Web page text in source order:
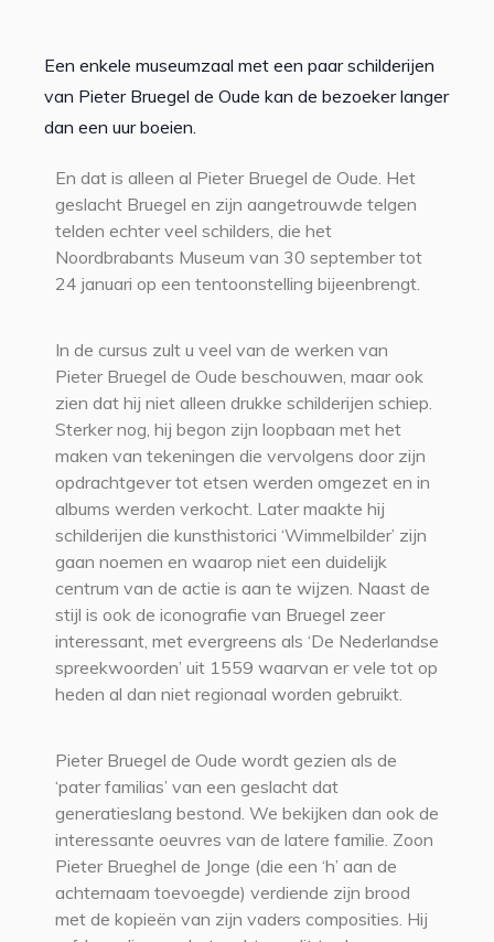
Een enkele museumzaal met een paar schilderijen
van Pieter Bruegel de Oude kan de bezoeker langer
dan een uur boeien.
En dat is alleen al Pieter Bruegel de Oude. Het
geslacht Bruegel en zijn aangetrouwde telgen
telden echter veel schilders, die het
Noordbrabants Museum van 30 september tot
24 januari op een tentoonstelling bijeenbrengt.
In de cursus zult u veel van de werken van
Pieter Bruegel de Oude beschouwen, maar ook
zien dat hij niet alleen drukke schilderijen schiep.
Sterker nog, hij begon zijn loopbaan met het
maken van tekeningen die vervolgens door zijn
opdrachtgever tot etsen werden omgezet en in
albums werden verkocht. Later maakte hij
schilderijen die kunsthistorici ‘Wimmelbilder’ zijn
gaan noemen en waarop niet een duidelijk
centrum van de actie is aan te wijzen. Naast de
stijl is ook de iconografie van Bruegel zeer
interessant, met evergreens als ‘De Nederlandse
spreekwoorden’ uit 1559 waarvan er vele tot op
heden al dan niet regionaal worden gebruikt.
Pieter Bruegel de Oude wordt gezien als de
‘pater familias’ van een geslacht dat
generatieslang bestond. We bekijken dan ook de
interessante oeuvres van de latere familie. Zoon
Pieter Brueghel de Jonge (die een ‘h’ aan de
achternaam toevoegde) verdiende zijn brood
met de kopieën van zijn vaders composities. Hij